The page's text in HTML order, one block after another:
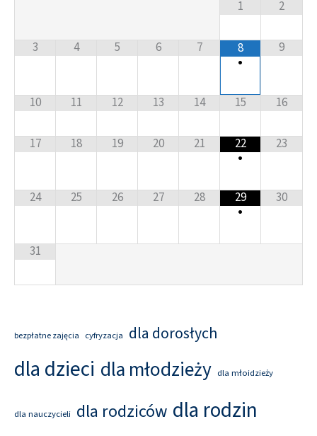
1
2
3 4 5 6 7
8
•
9
10 11 12 13 14 15 16
17 18 19 20 21
22
•
23
24 25 26 27 28
29
•
30
31
bezpłatne zajęcia cyfryzacja dla dorosłych
dla dzieci dla młodzieży dla młoidzieży
dla nauczycieli dla rodziców dla rodzin